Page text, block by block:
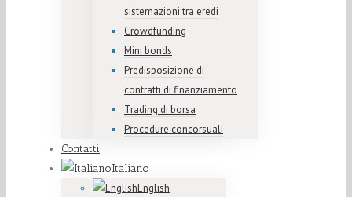
sistemazioni tra eredi
Crowdfunding
Mini bonds
Predisposizione di
contratti di finanziamento
Trading di borsa
Procedure concorsuali
Contatti
Italiano
English